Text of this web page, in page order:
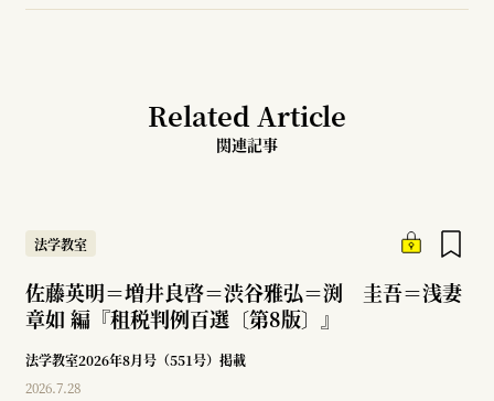
Related Article
関連記事
法学教室
佐藤英明＝増井良啓＝渋谷雅弘＝渕 圭吾＝浅妻
章如 編『租税判例百選〔第8版〕』
法学教室2026年8月号（551号）掲載
2026.7.28